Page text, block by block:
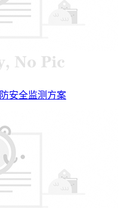
安全监测方案